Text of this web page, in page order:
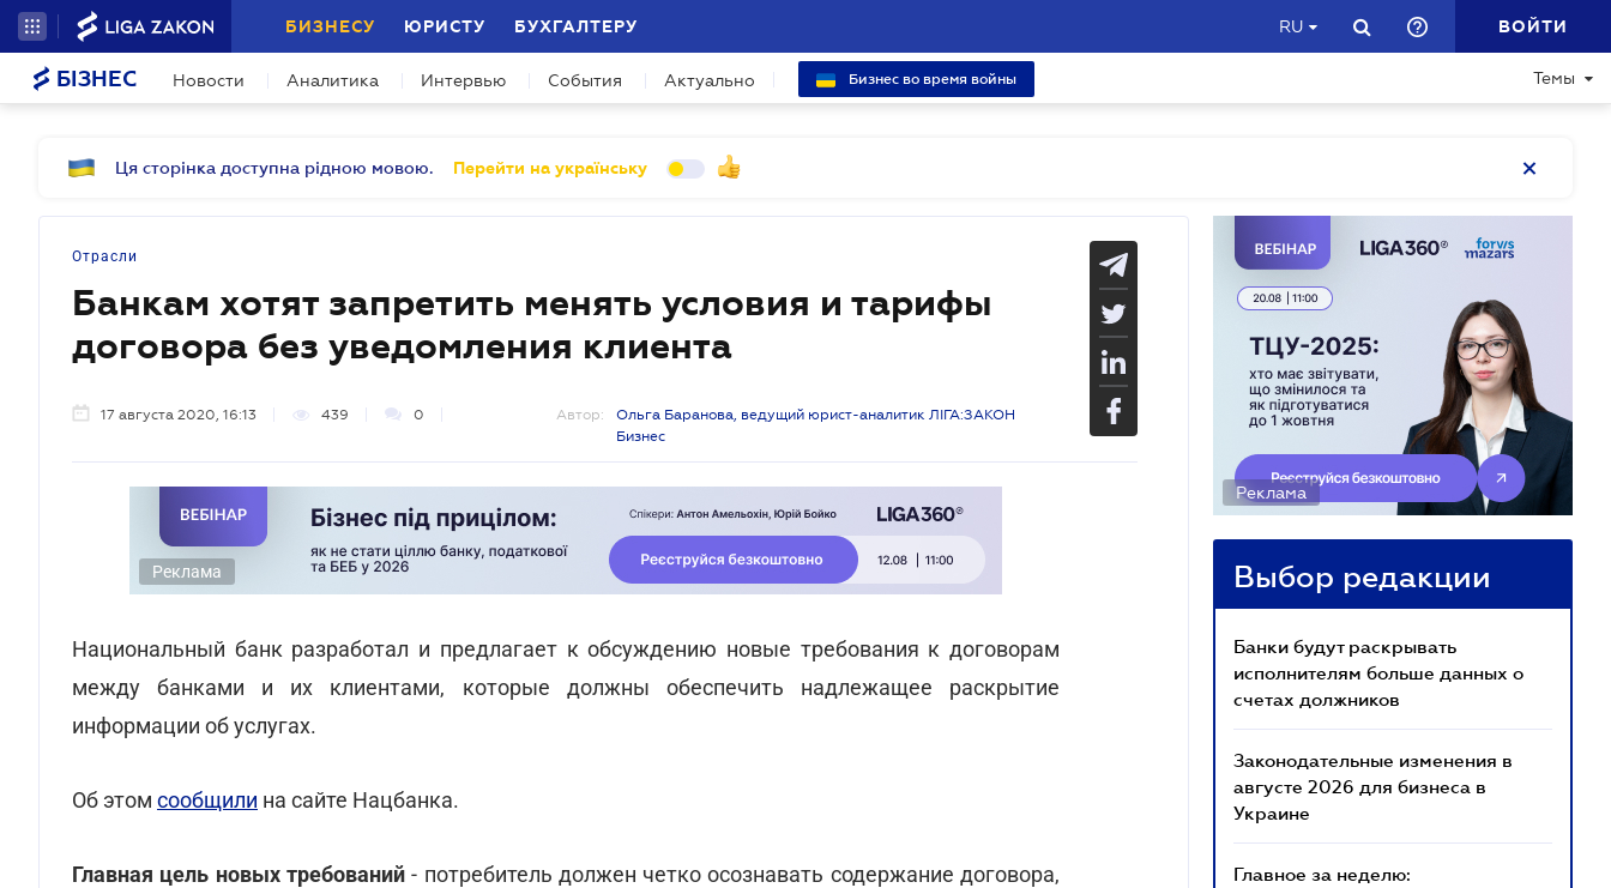
БИЗНЕСУ ЮРИСТУ БУХГАЛТЕРУ RU ВОЙТИ
БІЗНЕС Новости Аналитика Интервью События Актуально Бизнес во время войны Темы
Ця сторінка доступна рідною мовою. Перейти на українську
Отрасли
Банкам хотят запретить менять условия и тарифы
договора без уведомления клиента
17 августа 2020, 16:13 439 0 Автор:
Ольга Баранова, ведущий юрист-аналитик ЛІГА:ЗАКОН
Бизнес
Реклама
Национальный банк разработал и предлагает к обсуждению новые требования к договорам
между банками и их клиентами, которые должны обеспечить надлежащее раскрытие
информации об услугах.
Об этом сообщили на сайте Нацбанка.
Главная цель новых требований- потребитель должен четко осознавать содержание договора,
Реклама
Выбор редакции
Банки будут раскрывать
исполнителям больше данных о
счетах должников
Законодательные изменения в
августе 2026 для бизнеса в
Украине
Главное за неделю: